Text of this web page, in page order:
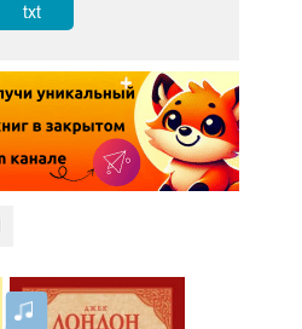
txt